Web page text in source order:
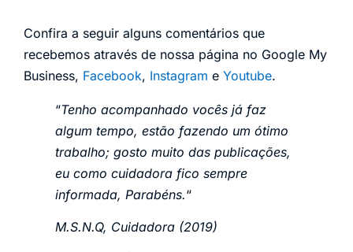
Confira a seguir alguns comentários que
recebemos através de nossa página no Google My
Business, Facebook, Instagram e Youtube.
“Tenho acompanhado vocês já faz
algum tempo, estão fazendo um ótimo
trabalho; gosto muito das publicações,
eu como cuidadora fico sempre
informada, Parabéns.“
M.S.N.Q, Cuidadora (2019)